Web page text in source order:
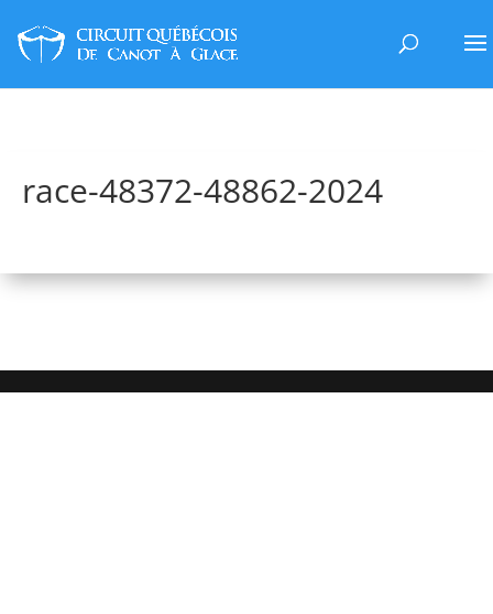
race-48372-48862-2024